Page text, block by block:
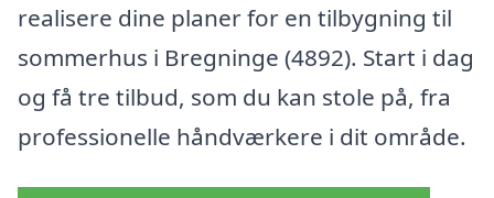
realisere dine planer for en tilbygning til
sommerhus i Bregninge (4892). Start i dag
og få tre tilbud, som du kan stole på, fra
professionelle håndværkere i dit område.